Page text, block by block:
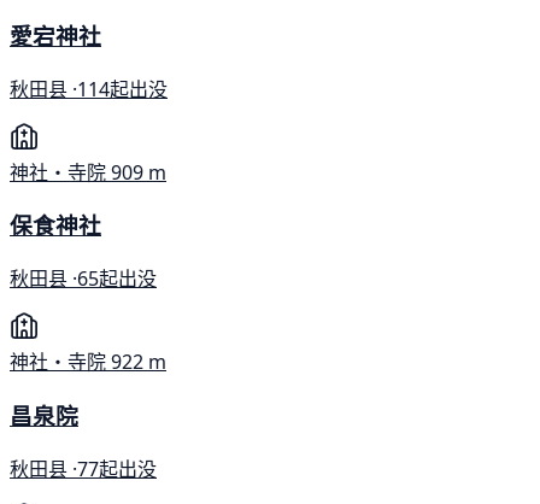
愛宕神社
秋田县 ·114起出没
神社・寺院909 m
保食神社
秋田县 ·65起出没
神社・寺院922 m
昌泉院
秋田县 ·77起出没